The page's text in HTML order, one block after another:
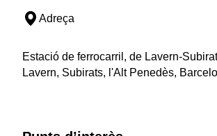
Adreça
Estació de ferrocarril, de Lavern-
Lavern, Subirats, l'Alt Penedès,